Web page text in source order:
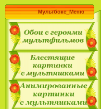
Мультбокс_Меню